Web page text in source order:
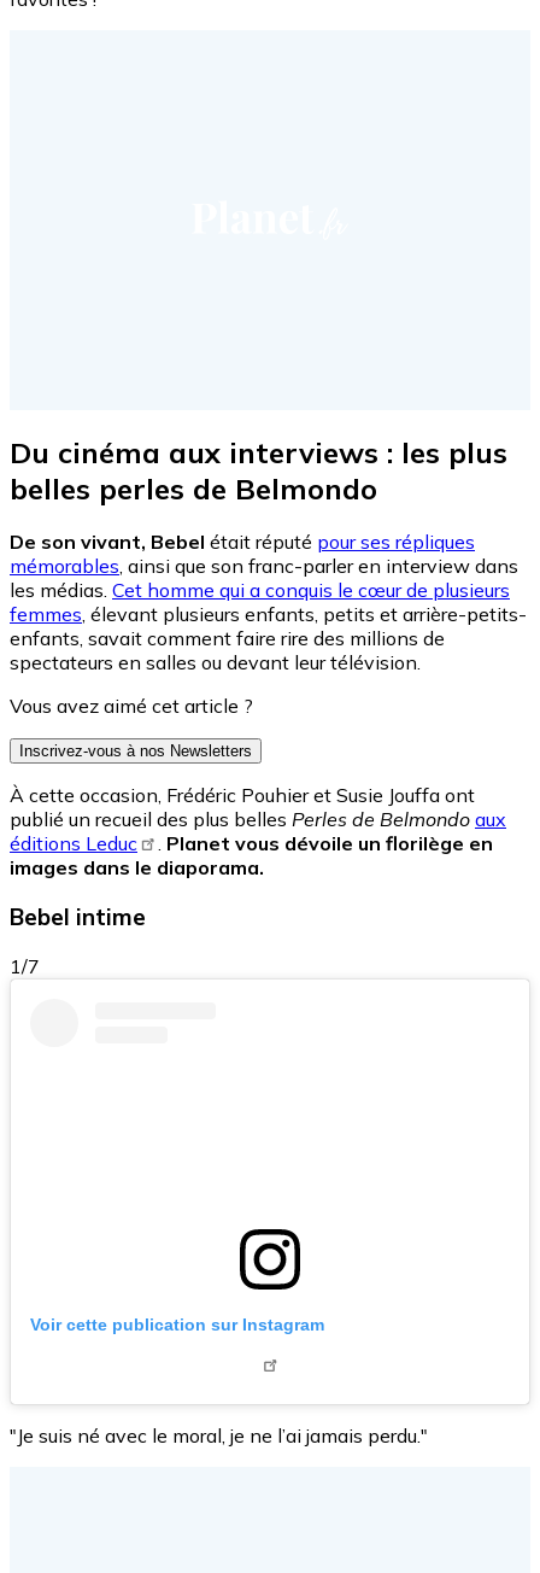
Du cinéma aux interviews : les plus
belles perles de Belmondo
De son vivant, Bebel était réputé pour ses répliques
mémorables, ainsi que son franc-parler en interview dans
les médias. Cet homme qui a conquis le cœur de plusieurs
femmes, élevant plusieurs enfants, petits et arrière-petits-
enfants, savait comment faire rire des millions de
spectateurs en salles ou devant leur télévision.
Vous avez aimé cet article ?
Inscrivez-vous à nos Newsletters
À cette occasion, Frédéric Pouhier et Susie Jouffa ont
publié un recueil des plus belles Perles de Belmondo aux
éditions Leduc
. Planet vous dévoile un florilège en
images dans le diaporama.
Bebel intime
1/7
Voir cette publication sur Instagram
"Je suis né avec le moral, je ne l’ai jamais perdu."